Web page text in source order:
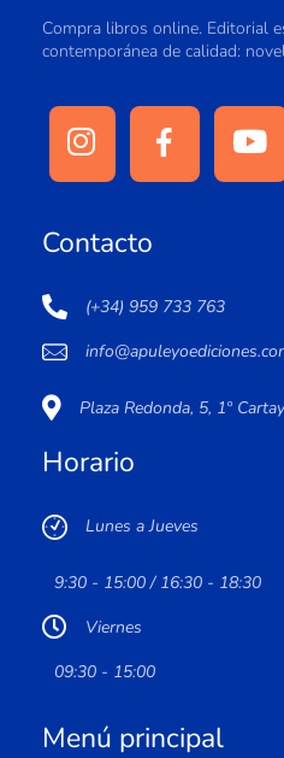
Compra libros online. Editorial
contemporánea de calidad:
Contacto
(+34) 959 733 763
Plaza Redonda, 5, 1º
Horario
Lunes a Jueves
9:30 - 15:00 / 16:30 - 18:30
Viernes
09:30 - 15:00
Menú principal